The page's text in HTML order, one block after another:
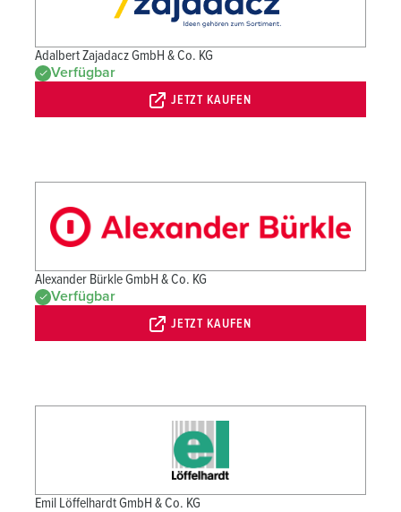
Adalbert Zajadacz GmbH & Co. KG
Verfügbar
JETZT KAUFEN
Alexander Bürkle GmbH & Co. KG
Verfügbar
JETZT KAUFEN
Emil Löffelhardt GmbH & Co. KG